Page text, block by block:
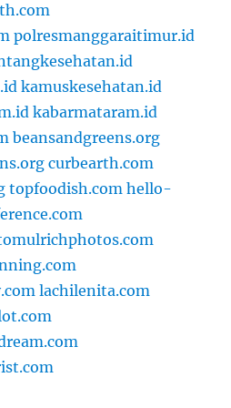
polresmanggaraitimur.id
kamuskesehatan.id
kabarmataram.id
beansandgreens.org
curbearth.com
topfoodish.com hello-
lachilenita.com